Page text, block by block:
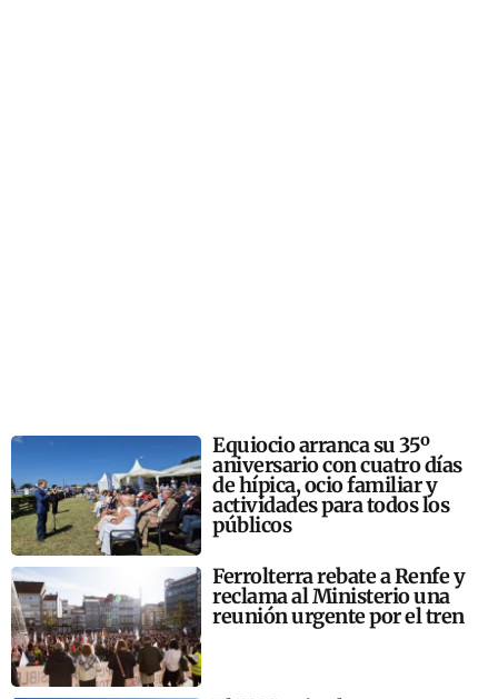
Equiocio arranca su 35º
aniversario con cuatro días
de hípica, ocio familiar y
actividades para todos los
públicos
Ferrolterra rebate a Renfe y
reclama al Ministerio una
reunión urgente por el tren